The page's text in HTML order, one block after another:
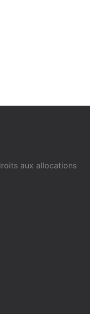
aux allocations